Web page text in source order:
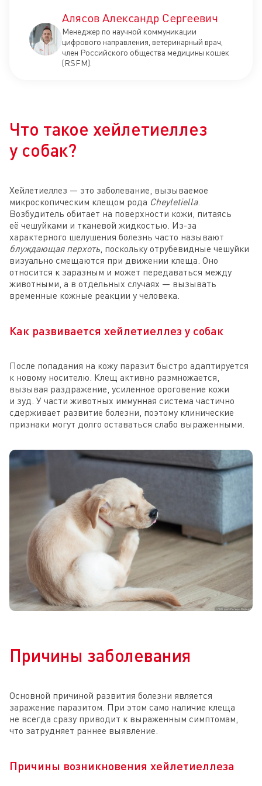
Алясов Александр Сергеевич
Менеджер по научной коммуникации
цифрового направления, ветеринарный врач,
член Российского общества медицины кошек
(RSFM).
Что такое хейлетиеллез
у собак?
Хейлетиеллез — это заболевание, вызываемое
микроскопическим клещом рода Cheyletiella.
Возбудитель обитает на поверхности кожи, питаясь
её чешуйками и тканевой жидкостью. Из-за
характерного шелушения болезнь часто называют
блуждающая перхоть , поскольку отрубевидные чешуйки
визуально смещаются при движении клеща. Оно
относится к заразным и может передаваться между
животными, а в отдельных случаях — вызывать
временные кожные реакции у человека.
Как развивается хейлетиеллез у собак
После попадания на кожу паразит быстро адаптируется
к новому носителю. Клещ активно размножается,
вызывая раздражение, усиленное ороговение кожи
и зуд. У части животных иммунная система частично
сдерживает развитие болезни, поэтому клинические
признаки могут долго оставаться слабо выраженными.
Причины заболевания
Основной причиной развития болезни является
заражение паразитом. При этом само наличие клеща
не всегда сразу приводит к выраженным симптомам,
что затрудняет раннее выявление.
Причины возникновения хейлетиеллеза